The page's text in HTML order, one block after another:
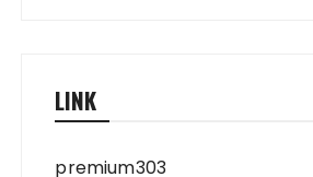
LINK
premium303